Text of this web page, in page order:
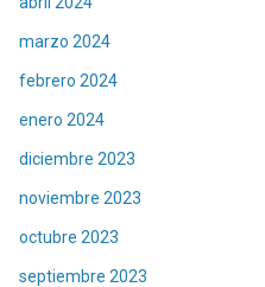
marzo 2024
febrero 2024
enero 2024
diciembre 2023
noviembre 2023
octubre 2023
septiembre 2023